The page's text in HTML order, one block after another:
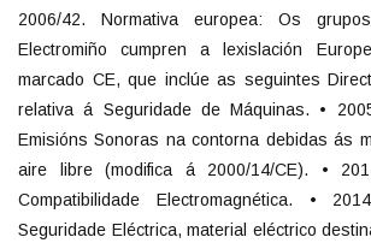
2006/42. Normativa europea: Os
Electromiño cumpren a lexislación
marcado CE, que inclúe as seguintes
relativa á Seguridade de Máquinas. •
Emisións Sonoras na contorna debidas ás
aire libre (modifica á 2000/14/CE). •
Compatibilidade Electromagnética. •
Seguridade Eléctrica, material eléctrico